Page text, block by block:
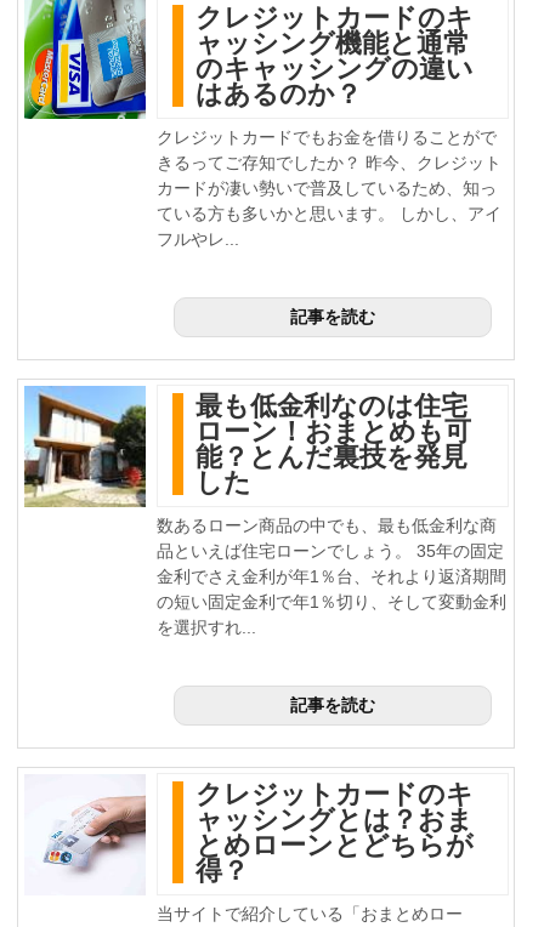
クレジットカードのキ
ャッシング機能と通常
のキャッシングの違い
はあるのか？
クレジットカードでもお金を借りることがで
きるってご存知でしたか？ 昨今、クレジット
カードが凄い勢いで普及しているため、知っ
ている方も多いかと思います。 しかし、アイ
フルやレ...
記事を読む
最も低金利なのは住宅
ローン！おまとめも可
能？とんだ裏技を発見
した
数あるローン商品の中でも、最も低金利な商
品といえば住宅ローンでしょう。 35年の固定
金利でさえ金利が年1％台、それより返済期間
の短い固定金利で年1％切り、そして変動金利
を選択すれ...
記事を読む
クレジットカードのキ
ャッシングとは？おま
とめローンとどちらが
得？
当サイトで紹介している「おまとめロー